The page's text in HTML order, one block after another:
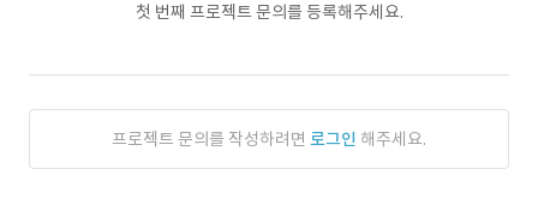
첫 번째 프로젝트 문의를 등록해주세요.
프로젝트 문의를 작성하려면 로그인 해주세요.